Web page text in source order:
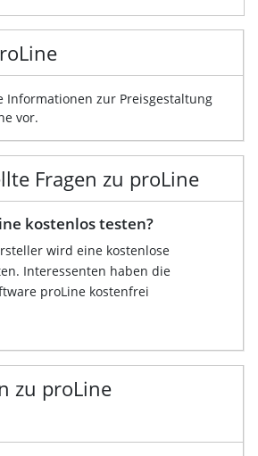
Informationen zur Preisgestaltung
vor.
Fragen zu proLine
kostenlos testen?
wird eine kostenlose
Interessenten haben die
proLine kostenfrei
zu proLine